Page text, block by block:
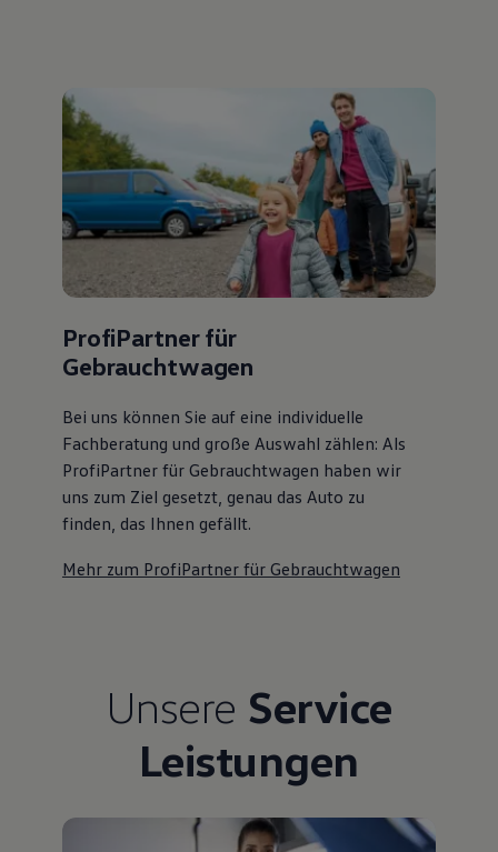
ProfiPartner für
Gebrauchtwagen
Bei uns können Sie auf eine individuelle
Fachberatung und große Auswahl zählen: Als
ProfiPartner für Gebrauchtwagen haben wir
uns zum Ziel gesetzt, genau das Auto zu
finden, das Ihnen gefällt.
Mehr zum ProfiPartner für Gebrauchtwagen
Unsere Service
Leistungen